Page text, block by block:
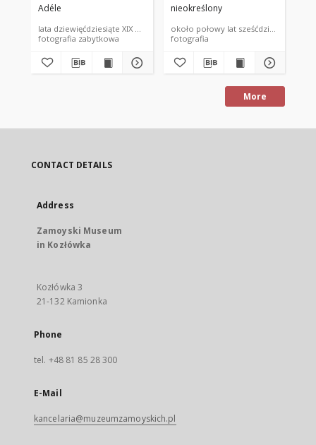
Adéle
lata dziewięćdziesiąte XIX wieku
fotografia zabytkowa
nieokreślony
około połowy lat sześćdziesiątych
fotografia
More
CONTACT DETAILS
Address
Zamoyski Museum
in Kozłówka
Kozłówka 3
21-132 Kamionka
Phone
tel. +48 81 85 28 300
E-Mail
kancelaria@muzeumzamoyskich.pl